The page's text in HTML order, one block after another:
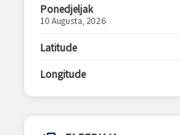
Ponedjeljak
10 Augusta, 2026
Latitude
Longitude